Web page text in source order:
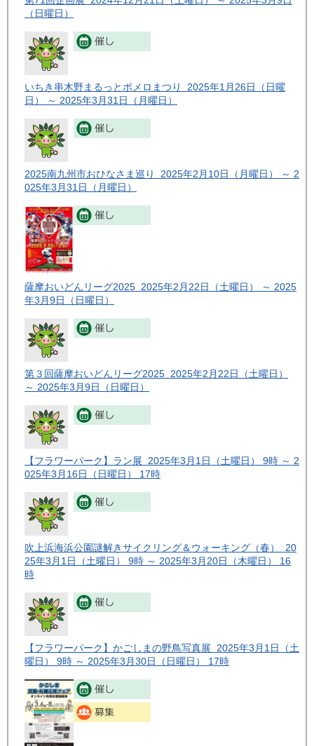
（日曜日）
いちき串木野まるっとポメロまつり 2025年1月26日（日曜
日） ～ 2025年3月31日（月曜日）
2025南九州市おひなさま巡り 2025年2月10日（月曜日） ～ 2
025年3月31日（月曜日）
薩摩おいどんリーグ2025 2025年2月22日（土曜日） ～ 2025
年3月9日（日曜日）
第３回薩摩おいどんリーグ2025 2025年2月22日（土曜日）
～ 2025年3月9日（日曜日）
【フラワーパーク】ラン展 2025年3月1日（土曜日） 9時 ～ 2
025年3月16日（日曜日） 17時
吹上浜海浜公園謎解きサイクリング＆ウォーキング（春） 20
25年3月1日（土曜日） 9時 ～ 2025年3月20日（木曜日） 16
時
【フラワーパーク】かごしまの野鳥写真展 2025年3月1日（土
曜日） 9時 ～ 2025年3月30日（日曜日） 17時